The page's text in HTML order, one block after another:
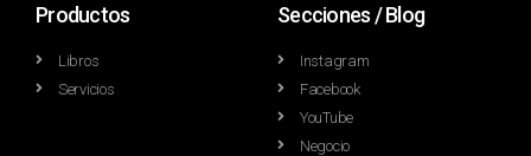
Productos
Libros
Servicios
Secciones / Blog
Instagram
Facebook
YouTube
Negocio